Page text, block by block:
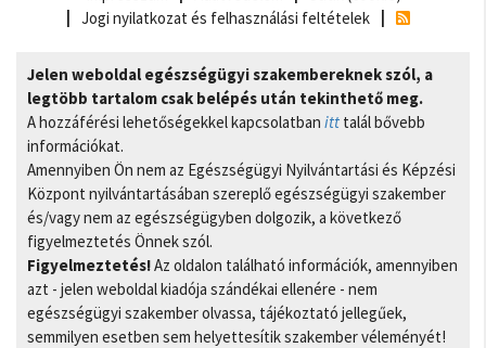
Jogi nyilatkozat és felhasználási feltételek
Jelen weboldal egészségügyi szakembereknek szól, a
legtöbb tartalom csak belépés után tekinthető meg.
A hozzáférési lehetőségekkel kapcsolatban itt talál bővebb
információkat.
Amennyiben Ön nem az Egészségügyi Nyilvántartási és Képzési
Központ nyilvántartásában szereplő egészségügyi szakember
és/vagy nem az egészségügyben dolgozik, a következő
figyelmeztetés Önnek szól.
Figyelmeztetés!Az oldalon található információk, amennyiben
azt - jelen weboldal kiadója szándékai ellenére - nem
egészségügyi szakember olvassa, tájékoztató jellegűek,
semmilyen esetben sem helyettesítik szakember véleményét!